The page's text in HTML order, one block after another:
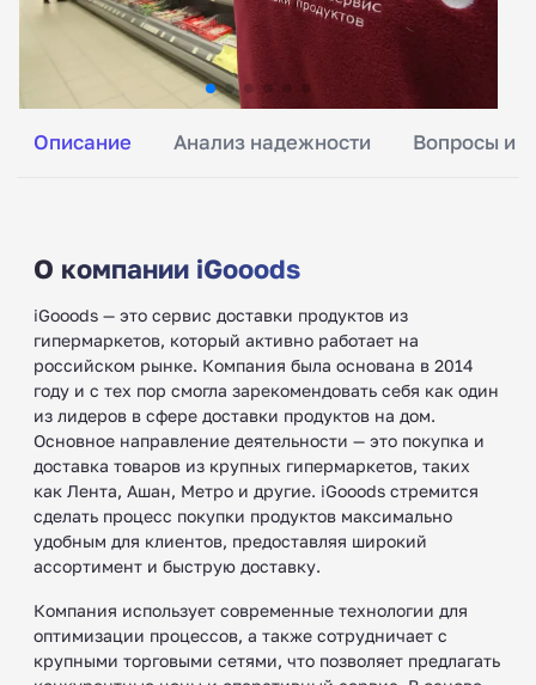
Описание Анализ надежности Вопросы и
О компании iGooods
iGooods — это сервис доставки продуктов из
гипермаркетов, который активно работает на
российском рынке. Компания была основана в 2014
году и с тех пор смогла зарекомендовать себя как один
из лидеров в сфере доставки продуктов на дом.
Основное направление деятельности — это покупка и
доставка товаров из крупных гипермаркетов, таких
как Лента, Ашан, Метро и другие. iGooods стремится
сделать процесс покупки продуктов максимально
удобным для клиентов, предоставляя широкий
ассортимент и быструю доставку.
Компания использует современные технологии для
оптимизации процессов, а также сотрудничает с
крупными торговыми сетями, что позволяет предлагать